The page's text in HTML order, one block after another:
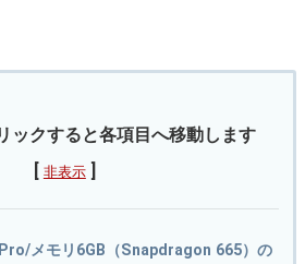
ックすると各項目へ移動します
非表示
メモリ6GB（Snapdragon 665）の